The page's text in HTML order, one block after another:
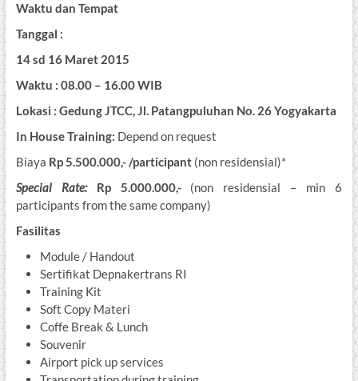
Waktu dan Tempat
Tanggal :
14 sd 16 Maret 2015
Waktu : 08.00 – 16.00 WIB
Lokasi : Gedung JTCC, Jl. Patangpuluhan No. 26 Yogyakarta
In House Training: Depend on request
Biaya Rp 5.500.000,-/participant (non residensial)*
Special Rate: Rp 5.000.000,-(non residensial – min 6
participants from the same company)
Fasilitas
Module / Handout
Sertifikat Depnakertrans RI
Training Kit
Soft Copy Materi
Coffe Break & Lunch
Souvenir
Airport pick up services